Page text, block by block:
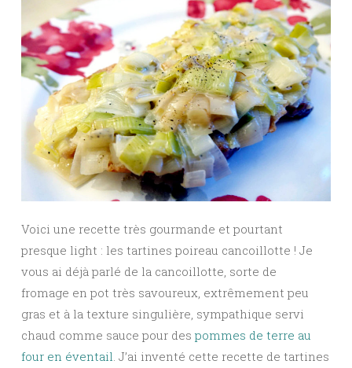
Voici une recette très gourmande et pourtant
presque light : les tartines poireau cancoillotte ! Je
vous ai déjà parlé de la cancoillotte, sorte de
fromage en pot très savoureux, extrêmement peu
gras et à la texture singulière, sympathique servi
chaud comme sauce pour des pommes de terre au
four en éventail . J’ai inventé cette recette de tartines